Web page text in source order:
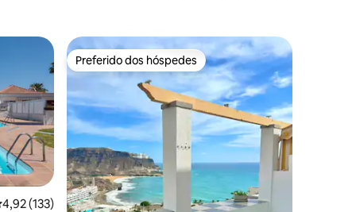
de uma avaliação média de 5, 133 avaliações
4,92 (133)
Preferido dos hóspedes
Preferido dos hóspedes